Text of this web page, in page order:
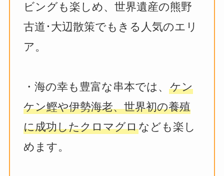
ビングも楽しめ、世界遺産の熊野
古道･大辺散策でもきる人気のエリ
ア。
・海の幸も豊富な串本では、 ケン
ケン鰹や伊勢海老、世界初の養殖
に成功したクロマグロなども楽し
めます。